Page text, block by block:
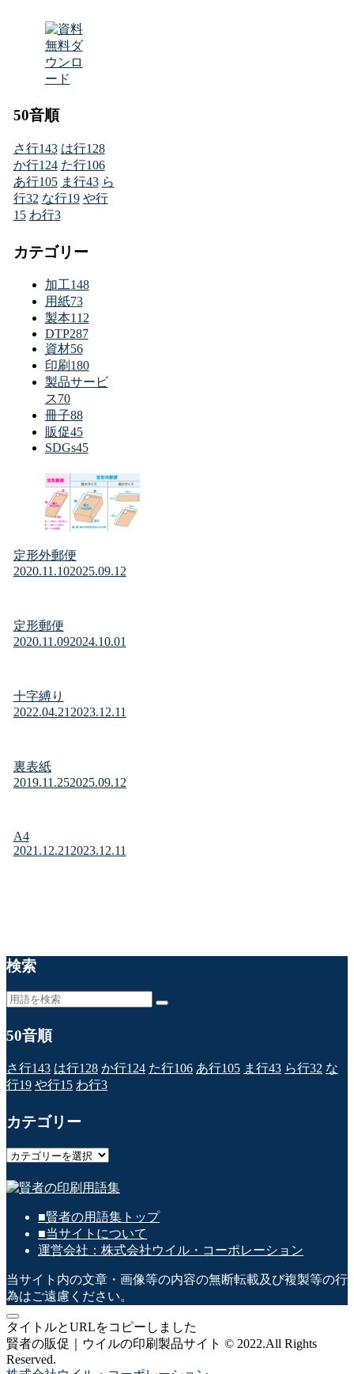
50音順
さ行143 は行128
か行124 た行106
あ行105 ま行43 ら
行32 な行19 や行
15 わ行3
カテゴリー
加工148
用紙73
製本112
DTP287
資材56
印刷 180
製品サービ
ス70
冊子88
販促45
SDGs45
定形外郵便
2020.11.102025.09.12
定形郵便
2020.11.092024.10.01
十字縛り
2022.04.21 2023.12.11
裏表紙
2019.11.252025.09.12
A4
2021.12.21 2023.12.11
検索
50音順
さ行143 は行128 か行124 た行106 あ行105 ま行43 ら行32 な
行19 や行15 わ行3
カテゴリー
カ
ゴ
■賢者の用語集トップ
■当サイトについて
運営会社：株式会社ウイル・コーポレーション
当サイト内の文章・画像等の内容の無断転載及び複製等の行
為はご遠慮ください。
タイトルとURLをコピーしました
賢者の販促｜ウイルの印刷製品サイト © 2022.All Rights
Reserved.